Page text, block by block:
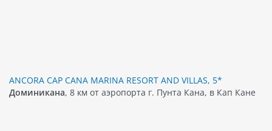
ANCORA CAP CANA MARINA RESORT AND VILLAS, 5*
Доминикана, 8 км от аэропорта г. Пунта Кана, в Кап Кане